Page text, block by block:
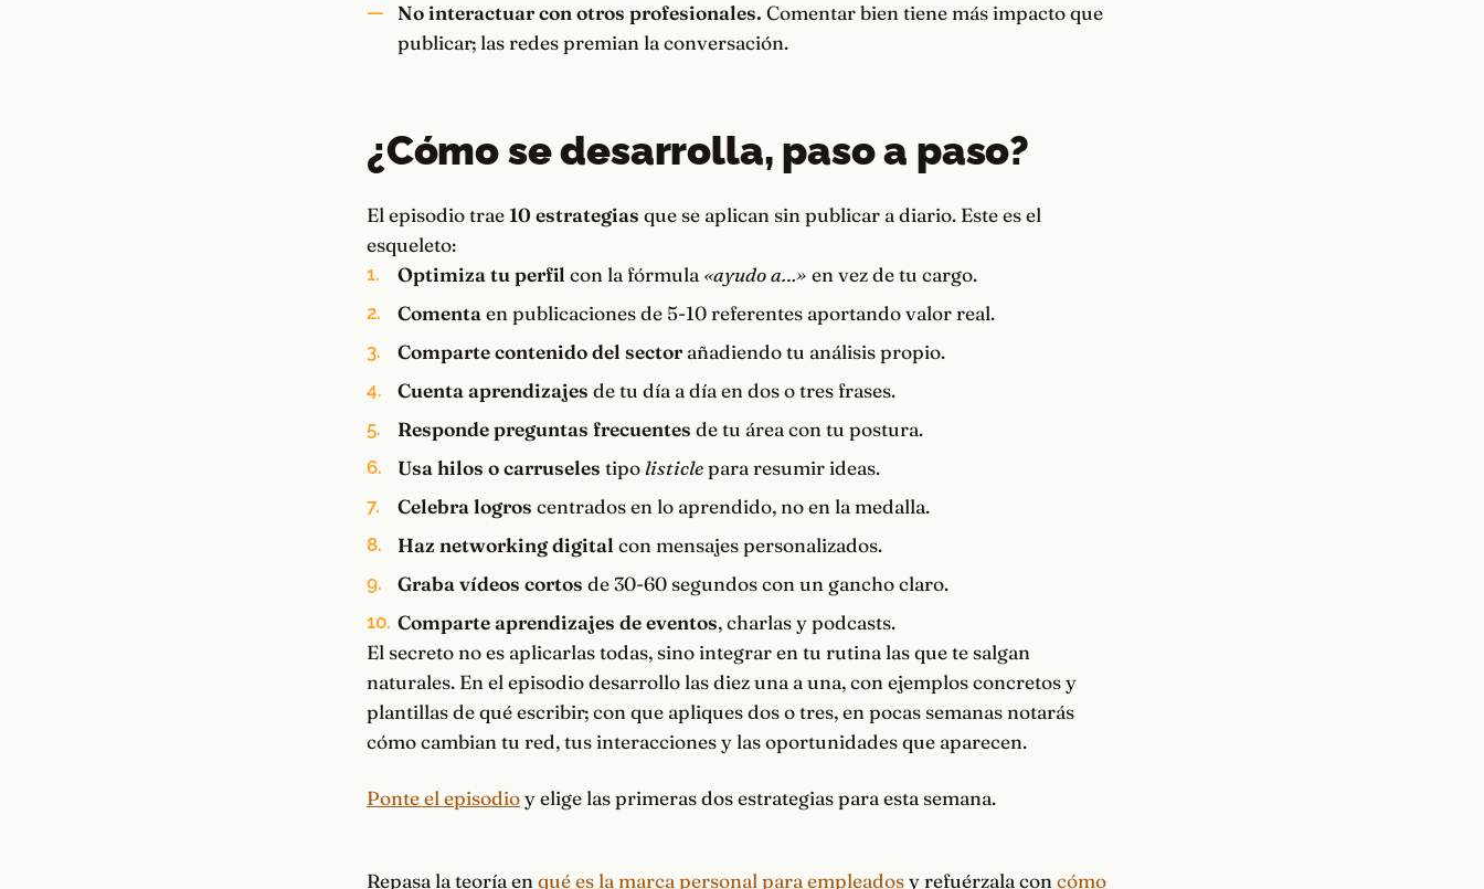
No interactuar con otros profesionales. Comentar bien tiene más impacto que
publicar; las redes premian la conversación.
¿Cómo se desarrolla, paso a paso?
El episodio trae 10 estrategias que se aplican sin publicar a diario. Este es el
esqueleto:
Optimiza tu perfil con la fórmula «ayudo a…» en vez de tu cargo.
Comentaen publicaciones de 5-10 referentes aportando valor real.
Comparte contenido del sectorañadiendo tu análisis propio.
Cuenta aprendizajes de tu día a día en dos o tres frases.
Responde preguntas frecuentes de tu área con tu postura.
Usa hilos o carruseles tipolisticlepara resumir ideas.
Celebra logros centrados en lo aprendido, no en la medalla.
Haz networking digital con mensajes personalizados.
Graba vídeos cortos de 30-60 segundos con un gancho claro.
Comparte aprendizajes de eventos, charlas y podcasts.
El secreto no es aplicarlas todas, sino integrar en tu rutina las que te salgan
naturales. En el episodio desarrollo las diez una a una, con ejemplos concretos y
plantillas de qué escribir; con que apliques dos o tres, en pocas semanas notarás
cómo cambian tu red, tus interacciones y las oportunidades que aparecen.
Ponte el episodioy elige las primeras dos estrategias para esta semana.
Repasa la teoría enqué es la marca personal para empleadosy refuérzala concómo